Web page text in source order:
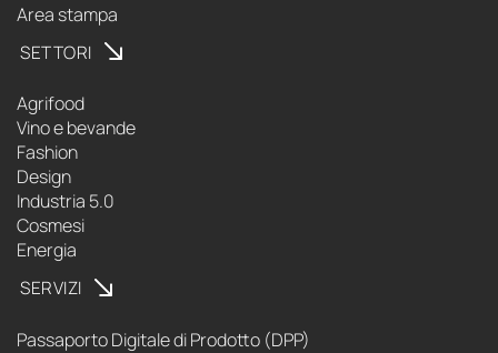
Area stampa
SETTORI
Agrifood
Vino e bevande
Fashion
Design
Industria 5.0
Cosmesi
Energia
SERVIZI
Passaporto Digitale di Prodotto (DPP)